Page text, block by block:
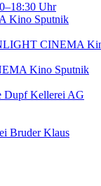
Uhr
Kino Sputnik
CINEMA
Kino Sputnik
Dupf Kellerei AG
Bruder Klaus